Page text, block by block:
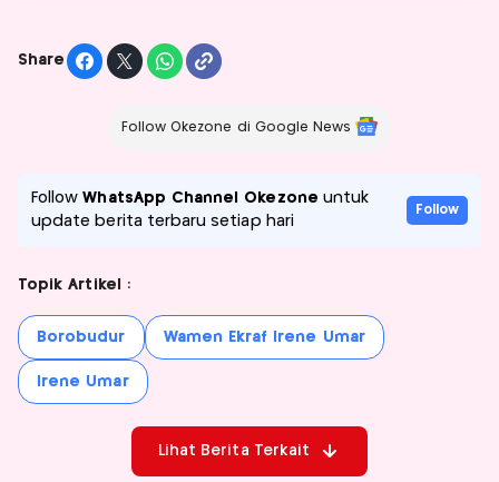
Share
Follow Okezone di Google News
FollowWhatsApp Channel Okezone untuk
update berita terbaru setiap hari
Follow
Topik Artikel :
Borobudur Wamen Ekraf Irene Umar
Irene Umar
Lihat Berita Terkait